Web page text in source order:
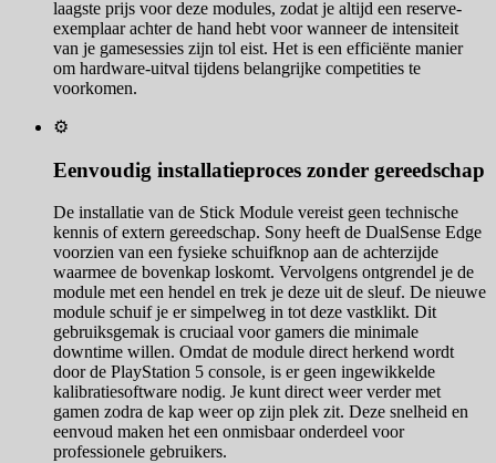
laagste prijs voor deze modules, zodat je altijd een reserve-
exemplaar achter de hand hebt voor wanneer de intensiteit
van je gamesessies zijn tol eist. Het is een efficiënte manier
om hardware-uitval tijdens belangrijke competities te
voorkomen.
⚙️
Eenvoudig installatieproces zonder gereedschap
De installatie van de Stick Module vereist geen technische
kennis of extern gereedschap. Sony heeft de DualSense Edge
voorzien van een fysieke schuifknop aan de achterzijde
waarmee de bovenkap loskomt. Vervolgens ontgrendel je de
module met een hendel en trek je deze uit de sleuf. De nieuwe
module schuif je er simpelweg in tot deze vastklikt. Dit
gebruiksgemak is cruciaal voor gamers die minimale
downtime willen. Omdat de module direct herkend wordt
door de PlayStation 5 console, is er geen ingewikkelde
kalibratiesoftware nodig. Je kunt direct weer verder met
gamen zodra de kap weer op zijn plek zit. Deze snelheid en
eenvoud maken het een onmisbaar onderdeel voor
professionele gebruikers.